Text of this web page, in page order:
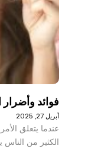
فوائد وأضرار
أبريل 27, 2025
عندما يتعلق
الكثير من